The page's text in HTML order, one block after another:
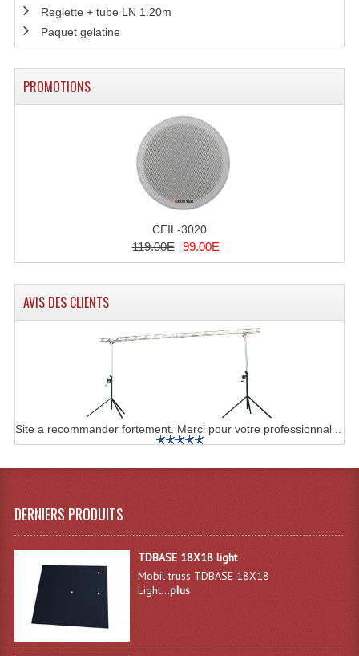
Machines À Effet Brouillard
Machines À Fumée Lourde
Liquide À Bulles
Liquide À Neige
Liquides À Fumée
Liquides À Mousse
Notre Stock B
Karaoké Materiel Lecteur Etc...
Disque DVD
TARIF ET CATALOGUE DE LOCATION
LISTE DU MATERIEL D'OCCASION
PLAN ACCES, LES HORAIRES
Reglette + tube LN 1.20m
Paquet gelatine
PROMOTIONS
CEIL-3020
119.00E 99.00E
AVIS DES CLIENTS
Site a recommander fortement. Merci pour votre professionnal ..
DERNIERS PRODUITS
TDBASE 18X18 light
Mobil truss TDBASE 18X18
Light...plus